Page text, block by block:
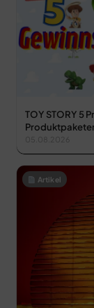
TOY STORY 5
05.08.2026
Artikel